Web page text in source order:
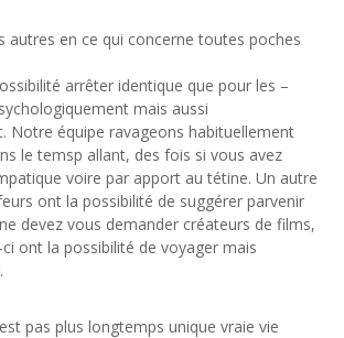
autres en ce qui concerne toutes poches
arrêter identique que pour les –
mais aussi
Notre équipe ravageons habituellement
le temsp allant, des fois si vous avez
voire par apport au tétine. Un autre
ont la possibilité de suggérer parvenir
devez vous demander créateurs de films,
ont la possibilité de voyager mais
pas plus longtemps unique vraie vie